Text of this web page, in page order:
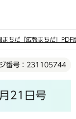
まちだ 「広報まちだ」PDF
番号：231105744
21日号